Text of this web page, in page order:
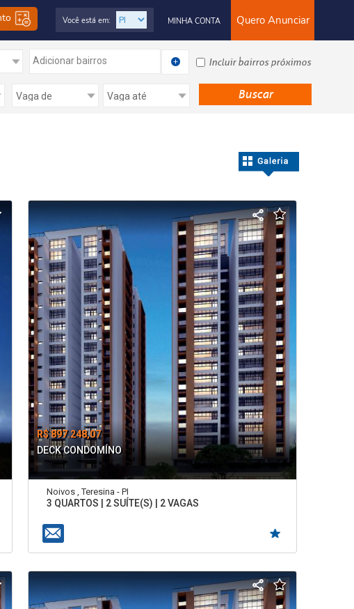
Quero Anunciar
MINHA CONTA
Você está em:
Adicionar bairros Incluir bairros próximos
R$ 897.248,07
DECK CONDOMÍNO
Noivos , Teresina - PI
3 QUARTOS | 2 SUÍTE(S) | 2 VAGAS